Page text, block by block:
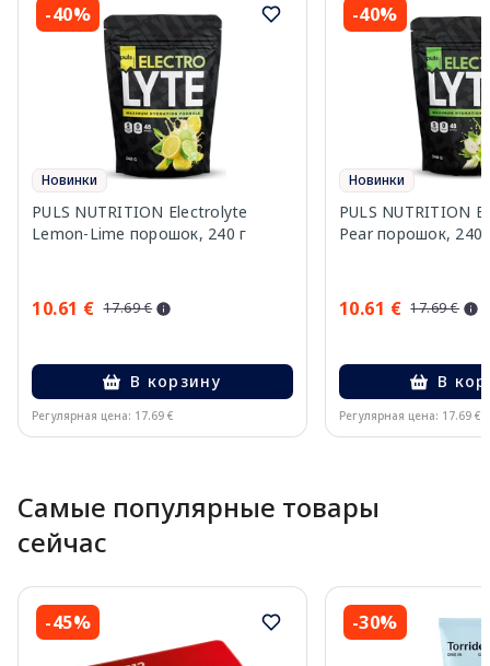
-40%
Новинки
PULS NUTRITION Electrolyte
Lemon-Lime порошок, 240 г
10.61 € 17.69 €
В корзину
Регулярная цена: 17.69 €
-40%
Новинки
PULS NUTRITION
Pear порошок, 240
10.61 € 17.69 €
В
Регулярная цена: 17.69 €
Самые популярные товары
сейчас
-45% -30%